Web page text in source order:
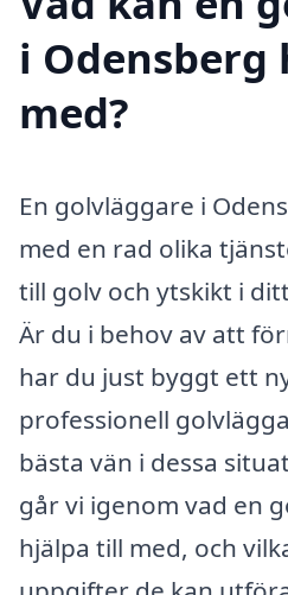
i
med?
En golvläggare i
med en rad olika
till golv och ytskikt i
Är du i behov av att
har du just byggt ett
professionell
bästa vän i dessa
går vi igenom vad en
hjälpa till med, och